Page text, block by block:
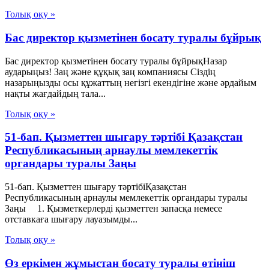
Толық оқу »
Бас директор қызметінен босату туралы бұйрық
Бас директор қызметінен босату туралы бұйрықНазар
аударыңыз! Заң және құқық заң компаниясы Сіздің
назарыңызды осы құжаттың негізгі екендігіне және әрдайым
нақты жағдайдың тала...
Толық оқу »
51-бап. Қызметтен шығару тәртібі Қазақстан
Республикасының арнаулы мемлекеттік
органдары туралы Заңы
51-бап. Қызметтен шығару тәртібіҚазақстан
Республикасының арнаулы мемлекеттік органдары туралы
Заңы 1. Қызметкерлерді қызметтен запасқа немесе
отставкаға шығару лауазымды...
Толық оқу »
Өз еркімен жұмыстан босату туралы өтініш